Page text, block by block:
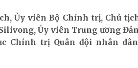
Ủy viên Bộ Chính trị, Chủ
Ủy viên Trung ương
Chính trị Quân đội nhân